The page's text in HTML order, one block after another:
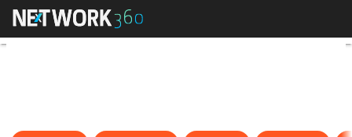
INAIL, un piano strategico per